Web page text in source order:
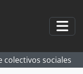
sociales